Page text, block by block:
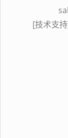
[技术支